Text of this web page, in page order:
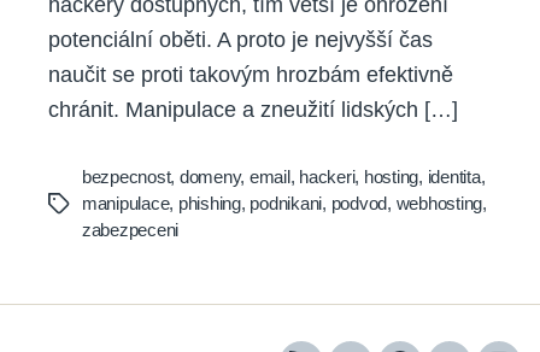
potenciální oběti. A proto je nejvyšší čas
naučit se proti takovým hrozbám efektivně
chránit. Manipulace a zneužití lidských […]
Tags
bezpecnost, domeny, email, hackeri, hosting, identita,
manipulace, phishing, podnikani, podvod, webhosting,
zabezpeceni